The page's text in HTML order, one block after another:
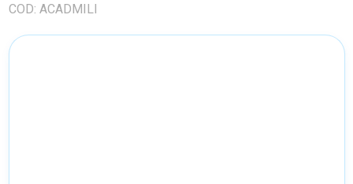
COD: ACADMILI